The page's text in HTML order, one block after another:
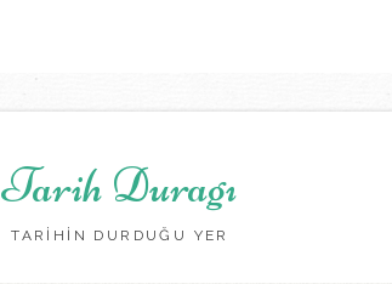
Tarih Duragı
TARİHİN DURDUĞU YER